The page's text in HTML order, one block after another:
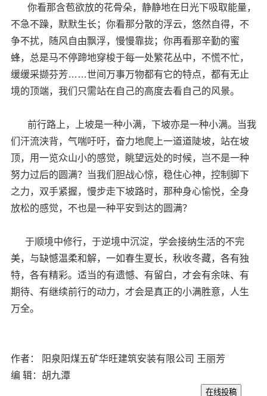
你看那含苞欲放的花骨朵，静静地在日光下吸取能量，
不急不躁，默默生长；你看那分散的浮云，悠然自得，不
争不扰，随风自由飘浮，慢慢靠拢；你再看那辛勤的蜜
蜂，总是马不停蹄地穿梭于每一处繁花丛中，不慌不忙，
缓缓采撷芬芳……世间万事万物都有它的特点，都有无止
境的顶端，我们只需站在自己的高度去看自己的风景。
前行路上，上坡是一种小满，下坡亦是一种小满。当我
们汗流浃背，气喘吁吁，奋力地爬上一道道陡坡，站在坡
顶，用一览众山小的感觉，眺望远处的时候，岂不是一种
努力过后的圆满？当我们胆战心惊，稳住心神，控制脚下
之力，双手紧握，慢步走下坡路时，那种身心愉悦，全身
放松的感觉，不也是一种平安到达的圆满？
于顺境中修行，于逆境中沉淀，学会接纳生活的不完
美，与缺憾温柔和解，一如春生夏长，秋收冬藏，各有独
特，各有精彩。适当的有遗憾、有留白，才会有余味、有
期待、有继续前行的动力，才会是真正的小满胜意，人生
万全。
作者： 阳泉阳煤五矿华旺建筑安装有限公司 王丽芳
编 辑：胡九潭